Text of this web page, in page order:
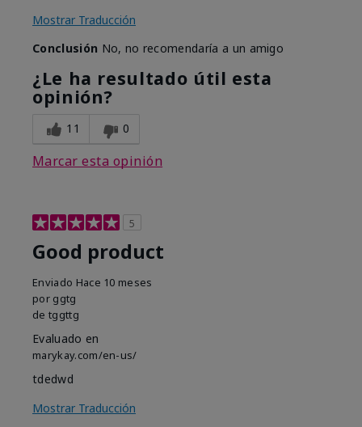
Mostrar Traducción
Conclusión No, no recomendaría a un amigo
¿Le ha resultado útil esta
opinión?
11 0
Marcar esta opinión
5
Good product
Enviado Hace 10 meses
por ggtg
de tggttg
Evaluado en
marykay.com/en-us/
tdedwd
Mostrar Traducción